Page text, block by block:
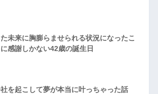
た未来に胸膨らませられる状況になったこ
に感謝しかない42歳の誕生日
を起こして夢が本当に叶っちゃった話